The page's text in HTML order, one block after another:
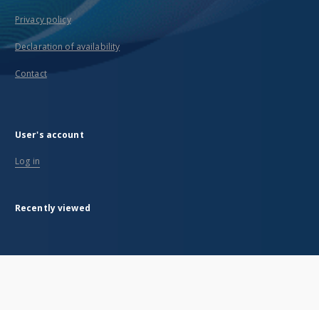
Privacy policy
Declaration of availability
Contact
User's account
Log in
Recently viewed